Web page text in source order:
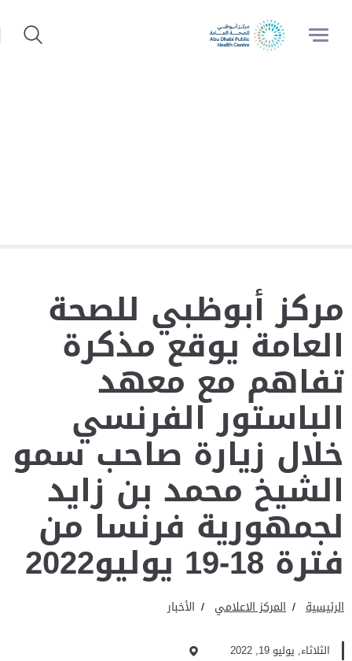
مركز أبوظبي للصحة
العامة يوقع مذكرة
تفاهم مع معهد
الباستور الفرنسي
خلال زيارة صاحب سمو
الشيخ محمد بن زايد
لجمهورية فرنسا من
فترة 18-19 يوليو2022
الرئيسية المركز الاعلامي الأخبار
الثلاثاء, يوليو 19, 2022